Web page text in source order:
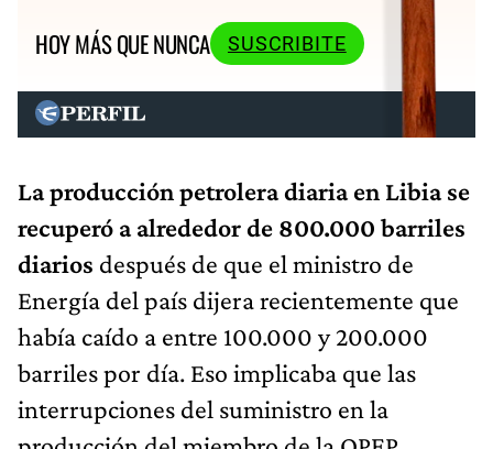
HOY MÁS QUE NUNCA
SUSCRIBITE
La producción petrolera diaria en Libia se
recuperó a alrededor de 800.000 barriles
diarios después de que el ministro de
Energía del país dijera recientemente que
había caído a entre 100.000 y 200.000
barriles por día. Eso implicaba que las
interrupciones del suministro en la